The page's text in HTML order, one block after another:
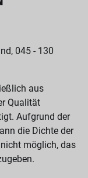
045 - 130
aus
Qualität
Aufgrund der
die Dichte der
möglich, das